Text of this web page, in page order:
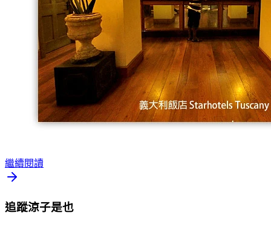
繼續閱讀
追蹤涼子是也